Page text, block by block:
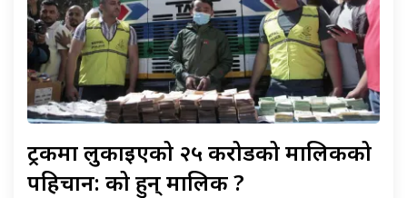
ट्रकमालुकाइएको २५ करोडको मालिकको
पहिचान: को हुन् मालिक ?